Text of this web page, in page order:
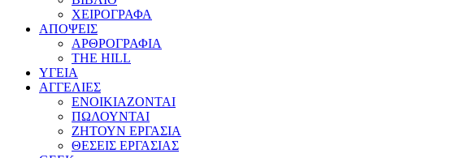
ΧΕΙΡΟΓΡΑΦΑ
ΑΠΟΨΕΙΣ
ΑΡΘΡΟΓΡΑΦΙΑ
THE HILL
ΥΓΕΙΑ
ΑΓΓΕΛΙΕΣ
ΕΝΟΙΚΙΑΖΟΝΤΑΙ
ΠΩΛΟΥΝΤΑΙ
ΖΗΤΟΥΝ ΕΡΓΑΣΙΑ
ΘΕΣΕΙΣ ΕΡΓΑΣΙΑΣ